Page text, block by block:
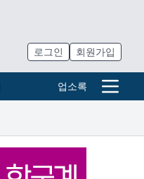
로그인 회원가입
업소록